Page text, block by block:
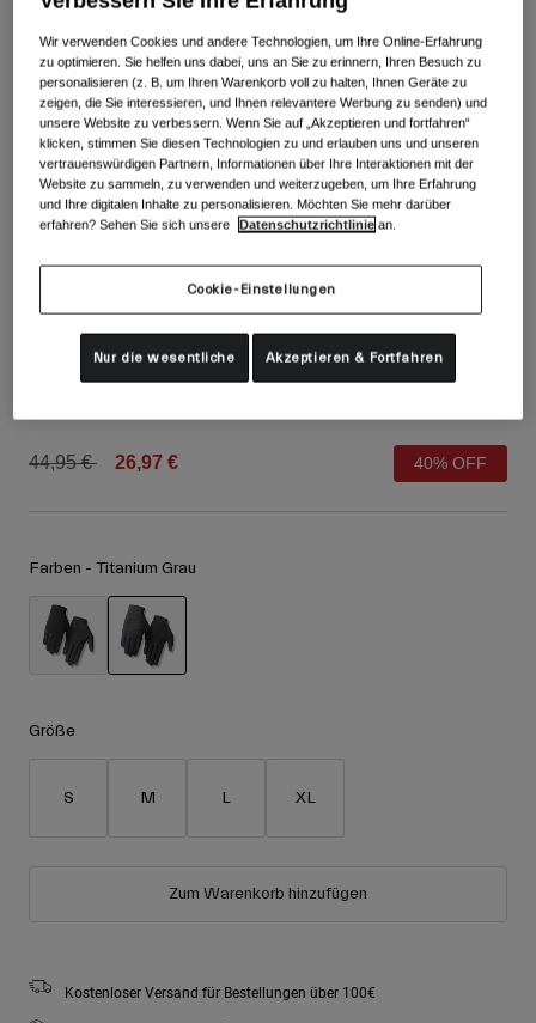
Schuhe
Rennrad Schuhe
Mountainbike Schuhe
Gravel Schuhe
Alle anzeigen
Bekleidung
Handschuhe
Ersatzteile
Schutzbrillen
Ski
Snowboard
Mit austauschbaren Gläsern
Damen
Alle anzeigen
Alle anzeigen
Verwendungszweck
Xnetic Trail Handschuhe für Damen
Price reduced from
44,95 €to 26,97 € 40% OFF
Farben - Titanium Grau
Größe
S M L XL
Zum Warenkorb hinzufügen
Kostenloser Versand für Bestellungen über 100€
Wir verwenden Cookies und andere Technologien, um Ihre Online-Erfahrung
zu optimieren. Sie helfen uns dabei, uns an Sie zu erinnern, Ihren Besuch zu
personalisieren (z. B. um Ihren Warenkorb voll zu halten, Ihnen Geräte zu
zeigen, die Sie interessieren, und Ihnen relevantere Werbung zu senden) und
unsere Website zu verbessern. Wenn Sie auf „Akzeptieren und fortfahren“
klicken, stimmen Sie diesen Technologien zu und erlauben uns und unseren
vertrauenswürdigen Partnern, Informationen über Ihre Interaktionen mit der
Website zu sammeln, zu verwenden und weiterzugeben, um Ihre Erfahrung
und Ihre digitalen Inhalte zu personalisieren. Möchten Sie mehr darüber
erfahren? Sehen Sie sich unsere
Datenschutzrichtlinie an.
Cookie-Einstellungen
Nur die wesentliche Akzeptieren & Fortfahren